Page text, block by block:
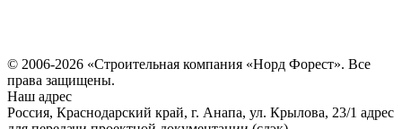
© 2006-2026 «Строительная компания «Норд Форест». Все
права защищены.
Наш адрес
Россия, Краснодарский край, г. Анапа, ул. Крылова, 23/1 адрес